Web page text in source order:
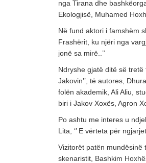
nga Tirana dhe
Ekologjisë, Muhamed
Në fund aktori i famshëm
Frashërit, ku njëri nga
jonë sa mirë..’’
Ndryshe gjatë ditë së tretë
Jakovin’’, të autores,
folën akademik, Ali Aliu,
biri i Jakov Xoxës, Agron
Po ashtu me interes u
Lita, ‘’ E vërteta për
Vizitorët patën mundësinë
skenaristit, Bashkim